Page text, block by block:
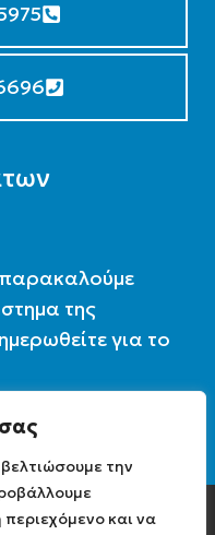
την
περιεχόμενο και να
παρακαλούμε
της
για το
07:30 – 16:00